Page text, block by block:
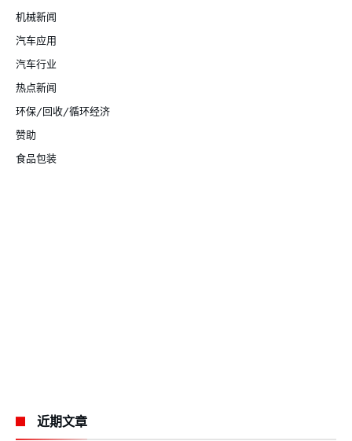
机械新闻
汽车应用
汽车行业
热点新闻
环保/回收/循环经济
赞助
食品包装
近期文章